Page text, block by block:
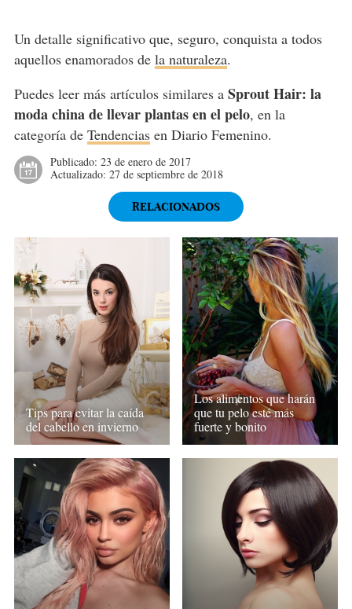
Un detalle significativo que, seguro, conquista a todos
aquellos enamorados de la naturaleza.
Puedes leer más artículos similares a Sprout Hair: la
moda china de llevar plantas en el pelo, en la
categoría de Tendenciasen Diario Femenino.
Publicado: 23 de enero de 2017
Actualizado: 27 de septiembre de 2018
RELACIONADOS
Tips para evitar la caída
del cabello en invierno
Los alimentos que harán
que tu pelo esté más
fuerte y bonito